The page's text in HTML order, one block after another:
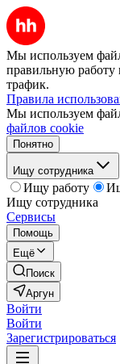
Мы используем
правильную работу
трафик.
Правила
Мы используем
файлов cookie
Понятно
Ищу сотрудника
Ищу работу
Ищу сотрудника
Сервисы
Помощь
Ещё
Поиск
Аргун
Войти
Войти
Зарегистрироваться